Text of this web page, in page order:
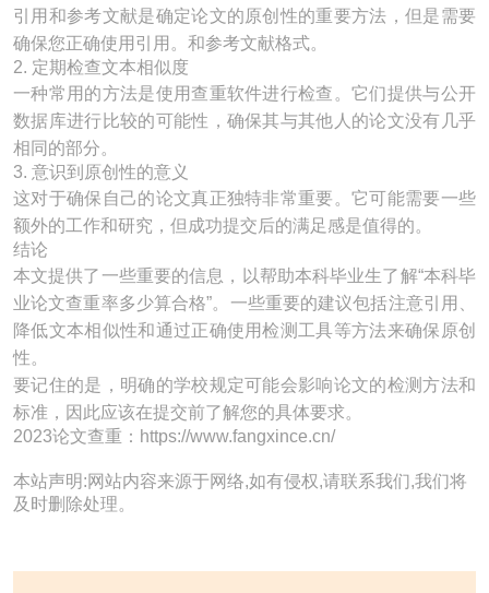
引用和参考文献是确定论文的原创性的重要方法，但是需要
确保您正确使用引用。和参考文献格式。
2. 定期检查文本相似度
一种常用的方法是使用查重软件进行检查。它们提供与公开
数据库进行比较的可能性，确保其与其他人的论文没有几乎
相同的部分。
3. 意识到原创性的意义
这对于确保自己的论文真正独特非常重要。它可能需要一些
额外的工作和研究，但成功提交后的满足感是值得的。
结论
本文提供了一些重要的信息，以帮助本科毕业生了解“本科毕
业论文查重率多少算合格”。一些重要的建议包括注意引用、
降低文本相似性和通过正确使用检测工具等方法来确保原创
性。
要记住的是，明确的学校规定可能会影响论文的检测方法和
标准，因此应该在提交前了解您的具体要求。
2023论文查重：https://www.fangxince.cn/
本站声明:网站内容来源于网络,如有侵权,请联系我们,我们将
及时删除处理。